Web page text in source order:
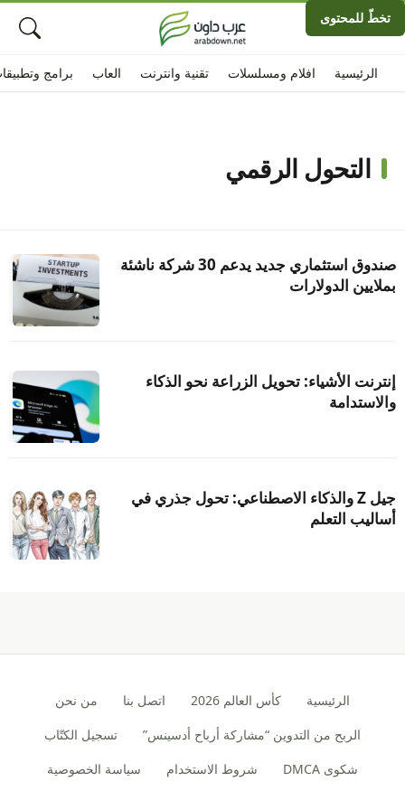
تخطّ للمحتوى
الرئيسية افلام ومسلسلات تقنية وانترنت العاب برامج
التحول الرقمي
صندوق استثماري جديد يدعم 30 شركة ناشئة
بملايين الدولارات
إنترنت الأشياء: تحويل الزراعة نحو الذكاء
والاستدامة
جيل Z والذكاء الاصطناعي: تحول جذري في
أساليب التعلم
الرئيسية كأس العالم 2026 اتصل بنا
من نحن
الربح من التدوين “مشاركة أرباح أدسينس”
تسجيل الكتّاب
شكوى DMCA
شروط الاستخدام سياسة الخصوصية